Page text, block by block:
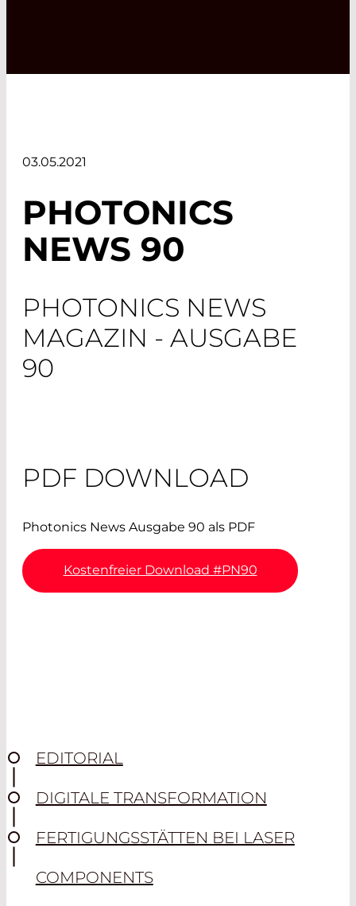
03.05.2021
PHOTONICS
NEWS 90
PHOTONICS NEWS
MAGAZIN - AUSGABE
90
PDF DOWNLOAD
Photonics News Ausgabe 90 als PDF
Kostenfreier Download #PN90
EDITORIAL
DIGITALE TRANSFORMATION
FERTIGUNGSSTÄTTEN BEI LASER
COMPONENTS